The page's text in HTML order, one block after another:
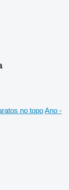
no topoAno -